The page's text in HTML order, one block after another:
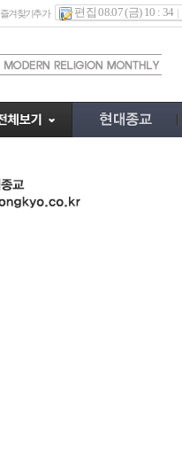
즐겨찾기추가 편집 08.07 (금) 10 : 34